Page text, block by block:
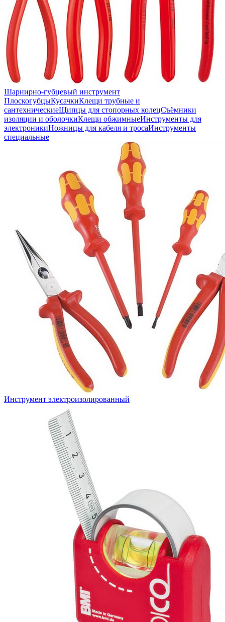
Шарнирно-губцевый инструмент
ПлоскогубцыКусачкиКлещи трубные и
сантехническиеЩипцы для стопорных колецСъёмники
изоляции и оболочкиКлещи обжимныеИнструменты для
электроникиНожницы для кабеля и тросаИнструменты
специальные
Инструмент электроизолированный